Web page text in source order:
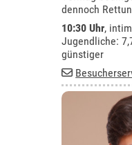
dennoch
10:30 Uhr,
Jugendliche:
günstiger